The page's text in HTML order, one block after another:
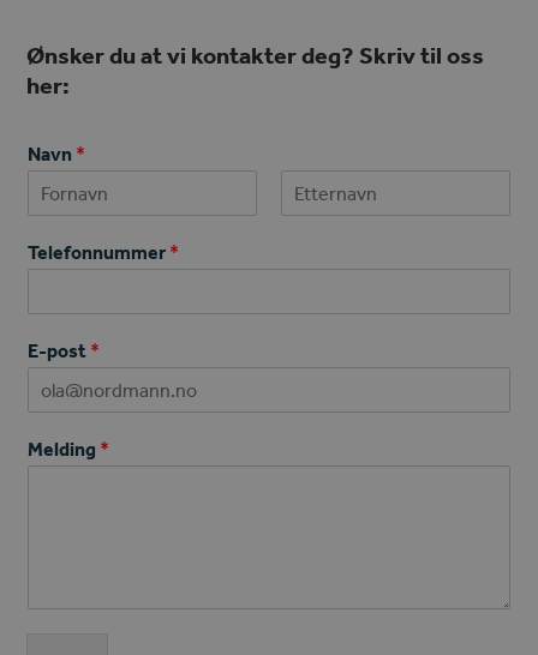
Ønsker du at vi kontakter deg? Skriv til oss
her:
Navn *
Telefonnummer *
E-post *
Melding *